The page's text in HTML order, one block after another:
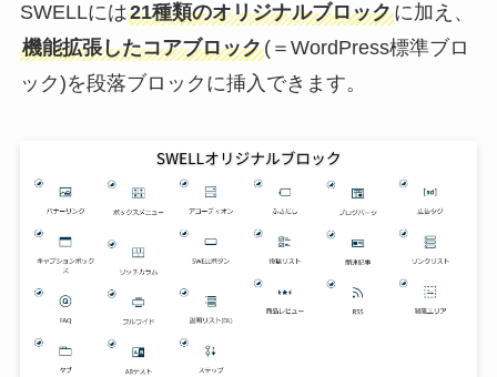
SWELLには21種類のオリジナルブロックに加え、
機能拡張したコアブロック(＝WordPress標準ブロ
ック)を段落ブロックに挿入できます。